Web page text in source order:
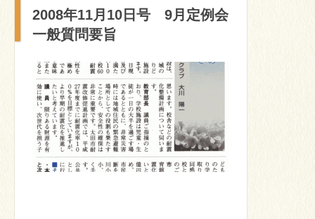
2008年11月10日号 9月定例会
一般質問要旨